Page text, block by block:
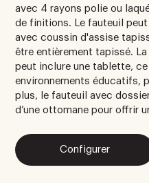
avec 4 rayons polie ou
de finitions. Le fauteuil peut
avec coussin d'assise
être entièrement tapissé.
peut inclure une tablette,
environnements éducatifs,
plus, le fauteuil avec
d’une ottomane pour offrir
Configurer